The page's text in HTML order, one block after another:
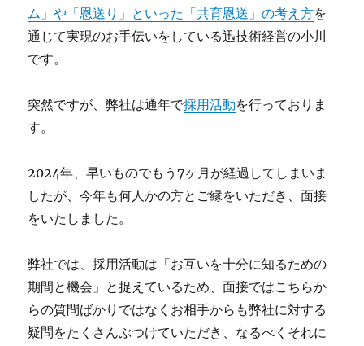
ム」や「恩送り」といった「共育恩送」の考え方を
通じて実現のお手伝いをしている迅技術経営の小川
です。
突然ですが、弊社は通年で採用活動を行っておりま
す。
2024年、早いものでもう7ヶ月が経過してしまいま
したが、今年も何人かの方とご縁をいただき、面接
をいたしました。
弊社では、採用活動は「お互いを十分に知るための
期間と機会」と捉えているため、面接ではこちらか
らの質問ばかりではなくお相手からも弊社に対する
疑問をたくさんぶつけていただき、なるべくそれに